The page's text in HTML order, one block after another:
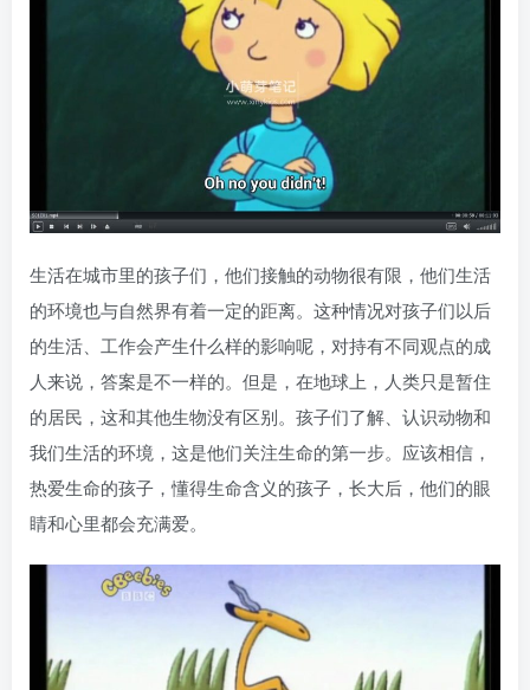
生活在城市里的孩子们，他们接触的动物很有限，他们生活
的环境也与自然界有着一定的距离。这种情况对孩子们以后
的生活、工作会产生什么样的影响呢，对持有不同观点的成
人来说，答案是不一样的。但是，在地球上，人类只是暂住
的居民，这和其他生物没有区别。孩子们了解、认识动物和
我们生活的环境，这是他们关注生命的第一步。应该相信，
热爱生命的孩子，懂得生命含义的孩子，长大后，他们的眼
睛和心里都会充满爱。